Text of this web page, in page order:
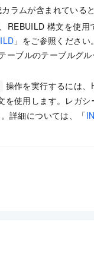
ラムが含まれている
REBUILD 構文を使用
」をご参照ください。
ーブルのテーブルグ
操作を実行するには
を使用します。レガシ
詳細については、「